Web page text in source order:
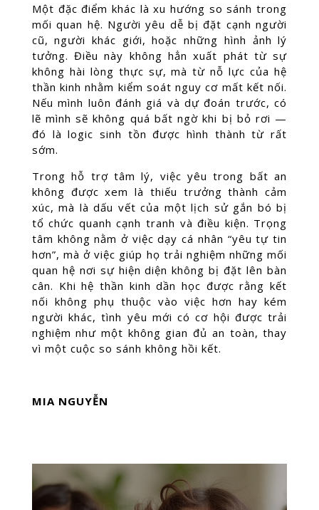
Một đặc điểm khác là xu hướng so sánh trong
mối quan hệ. Người yêu dễ bị đặt cạnh người
cũ, người khác giới, hoặc những hình ảnh lý
tưởng. Điều này không hẳn xuất phát từ sự
không hài lòng thực sự, mà từ nỗ lực của hệ
thần kinh nhằm kiểm soát nguy cơ mất kết nối.
Nếu mình luôn đánh giá và dự đoán trước, có
lẽ mình sẽ không quá bất ngờ khi bị bỏ rơi —
đó là logic sinh tồn được hình thành từ rất
sớm.
Trong hỗ trợ tâm lý, việc yêu trong bất an
không được xem là thiếu trưởng thành cảm
xúc, mà là dấu vết của một lịch sử gắn bó bị
tổ chức quanh cạnh tranh và điều kiện. Trọng
tâm không nằm ở việc dạy cá nhân “yêu tự tin
hơn”, mà ở việc giúp họ trải nghiệm những mối
quan hệ nơi sự hiện diện không bị đặt lên bàn
cân. Khi hệ thần kinh dần học được rằng kết
nối không phụ thuộc vào việc hơn hay kém
người khác, tình yêu mới có cơ hội được trải
nghiệm như một không gian đủ an toàn, thay
vì một cuộc so sánh không hồi kết.
MIA NGUYỄN